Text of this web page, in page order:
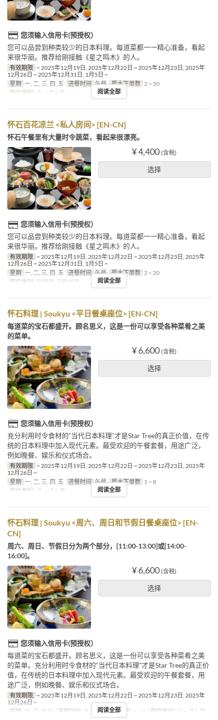
您须输入信用卡(预授权）
您可以品尝到种类较少的日本料理。每道菜都一一精心准备，看起
来很华丽。推荐给刚接触《星之鸣木》的人。
有效期限 ~ 2025年12月19日, 2025年12月22日 ~ 2025年12月23日, 2025年
12月26日 ~ 2025年12月31日, 1月5日 ~
星期 一, 二, 三, 四, 五 进餐时间 午餐 最大下单数 2 ~ 20
座位类别
テーブル席 阅读全部
怀石百花凉兰 <私人房间> [EN-CN]
怀石午餐里有大量时令蔬菜，看起来很漂亮。
¥ 4,400 (含税)
选择
您须输入信用卡(预授权）
您可以品尝到种类较少的日本料理。每道菜都一一精心准备，看起
来很华丽。推荐给刚接触《星之鸣木》的人。
有效期限 ~ 2025年12月19日, 2025年12月22日 ~ 2025年12月23日, 2025年
12月26日 ~ 2025年12月31日, 1月5日 ~
星期 一, 二, 三, 四, 五 进餐时间 午餐 最大下单数 2 ~ 20
座位类别 窓個室, 窓無個室 阅读全部
怀石料理 | Soukyu <平日餐桌座位> [EN-CN]
每道菜的宝石都盛开。顾名思义，这是一份可以享受各种菜肴之美
的菜单。
¥ 6,600 (含税)
选择
您须输入信用卡(预授权）
充分利用时令食材的“当代日本料理”才是Star Tree的真正价值，在传
统的日本料理中加入现代元素。最受欢迎的午餐套餐，用途广泛，
例如晚餐、娱乐和仪式场合。
有效期限 ~ 2025年12月19日, 2025年12月22日 ~ 2025年12月23日, 2025年
12月26日 ~
星期 一, 二, 三, 四, 五 进餐时间 午餐 最大下单数 1 ~ 8
座位类别
テーブル席 阅读全部
怀石料理 | Soukyu <周六、周日和节假日餐桌座位> [EN-
CN]
周六、周日、节假日分为两个部分，[11:00-13:00]或[14:00-
16:00]。
¥ 6,600 (含税)
选择
您须输入信用卡(预授权）
每道菜的宝石都盛开。顾名思义，这是一份可以享受各种菜肴之美
的菜单。充分利用时令食材的“当代日本料理”才是Star Tree的真正价
值，在传统的日本料理中加入现代元素。最受欢迎的午餐套餐，用
途广泛，例如晚餐、娱乐和仪式场合。
有效期限 ~ 2025年12月19日, 2025年12月22日 ~ 2025年12月23日, 2025年
12月26日 ~
星期 六, 日, 假日 进餐时间 午餐 最大下单数 1 ~ 8 座位类别 テーブル席
阅读全部